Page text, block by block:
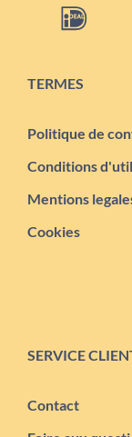
TERMES
Politique de
Conditions
Mentions
Cookies
SERVICE
Contact